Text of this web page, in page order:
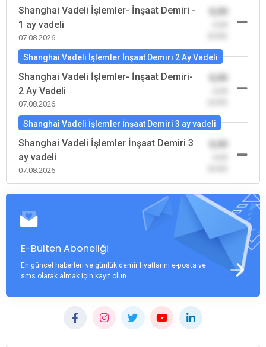
Shanghai Vadeli İşlemler- İnşaat Demiri -
1 ay vadeli
07.08.2026
Shanghai Vadeli İşlemler İnşaat Demiri 2 Ay Vadeli
Shanghai Vadeli İşlemler- İnşaat Demiri-
2 Ay Vadeli
07.08.2026
Shanghai Vadeli İşlemler İnşaat Demiri 3 ay vadeli
Shanghai Vadeli İşlemler İnşaat Demiri 3
ay vadeli
07.08.2026
E-Bülten Aboneliği
En güncel haberleri ve günlük demir fiyatlarını e-posta ve
sms olarak almak için kayıt olun.